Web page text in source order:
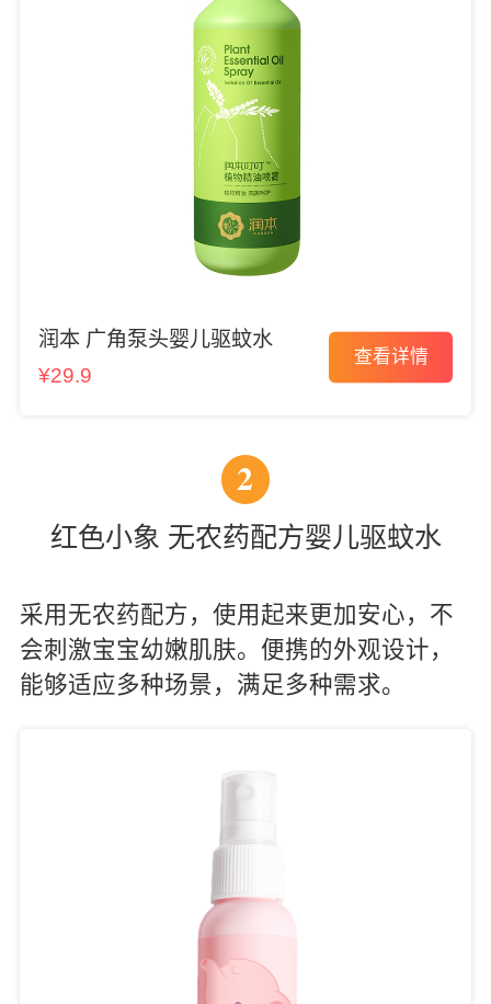
润本 广角泵头婴儿驱蚊水
¥29.9
查看详情
2
红色小象 无农药配方婴儿驱蚊水
采用无农药配方，使用起来更加安心，不
会刺激宝宝幼嫩肌肤。便携的外观设计，
能够适应多种场景，满足多种需求。